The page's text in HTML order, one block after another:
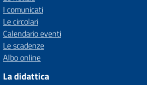
I comunicati
Le circolari
Calendario eventi
Le scadenze
Albo online
La didattica